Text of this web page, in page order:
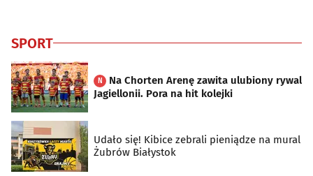
SPORT
N
Na Chorten Arenę zawita ulubiony rywal
Jagiellonii. Pora na hit kolejki
Udało się! Kibice zebrali pieniądze na mural
Żubrów Białystok